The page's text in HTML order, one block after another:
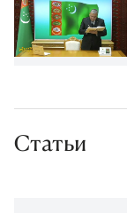
Статьи